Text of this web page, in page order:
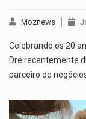
Moznews
Celebrando os 20
Dre recentemente
parceiro de